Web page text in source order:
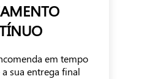
em tempo
sua entrega final